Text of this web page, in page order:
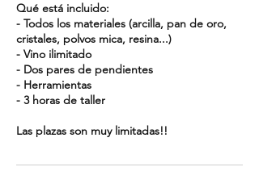
Qué está incluido:
- Todos los materiales (arcilla, pan de oro,
cristales, polvos mica, resina...)
- Vino ilimitado
- Dos pares de pendientes
- Herramientas
- 3 horas de taller
Las plazas son muy limitadas!!